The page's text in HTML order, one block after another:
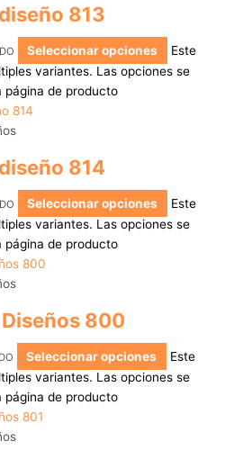
813
Seleccionar opciones
Este
variantes. Las opciones se
página de producto
814
Seleccionar opciones
Este
variantes. Las opciones se
página de producto
800
Seleccionar opciones
Este
variantes. Las opciones se
página de producto